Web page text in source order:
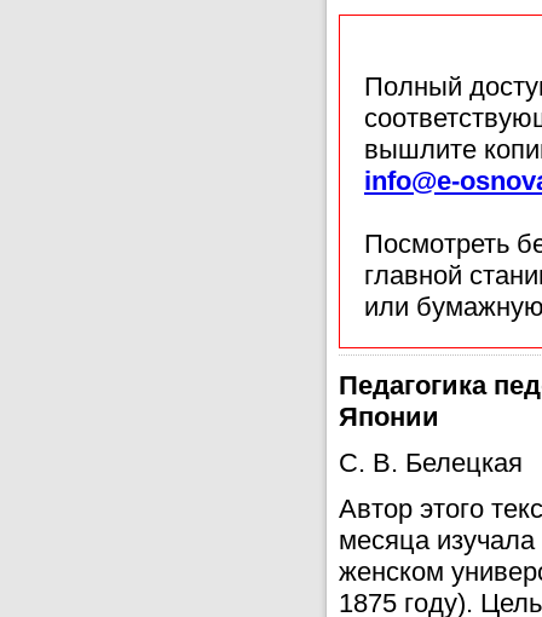
Полный
вышлите
info@e-
Посмотреть
главной
или
Педагогика
Японии
С. В. Белецкая
Автор этого
месяца
женском
1875 году).